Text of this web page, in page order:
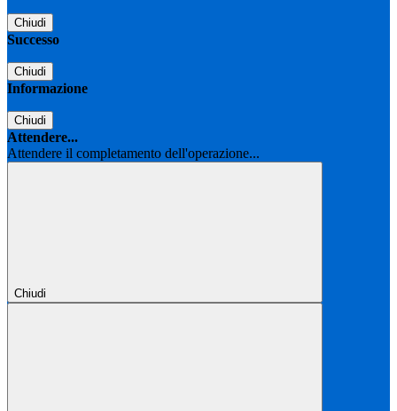
Chiudi
Successo
Chiudi
Informazione
Chiudi
Attendere...
Attendere il completamento dell'operazione...
Chiudi